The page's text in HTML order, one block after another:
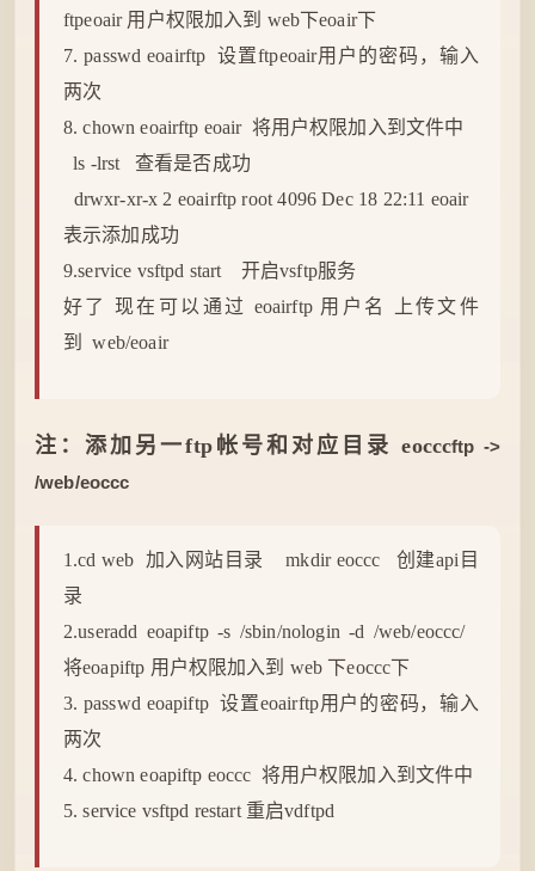
ftpeoair 用户权限加入到 web下eoair下
7. passwd eoairftp 设置ftpeoair用户的密码，输入
两次
8. chown eoairftp eoair 将用户权限加入到文件中
ls -lrst 查看是否成功
drwxr-xr-x 2 eoairftp root 4096 Dec 18 22:11 eoair
表示添加成功
9.service vsftpd start 开启vsftp服务
好了 现在可以通过 eoairftp 用户名
上传文件
到 web/eoair
注：添加另一ftp帐号和对应目录 eocccftp ->
/web/eoccc
1.cd web 加入网站目录 mkdir eoccc 创建api目
录
2.useradd eoapiftp -s /sbin/nologin -d /web/eoccc/
将eoapiftp 用户权限加入到 web 下eoccc下
3. passwd eoapiftp 设置eoairftp用户的密码，输入
两次
4. chown eoapiftp eoccc 将用户权限加入到文件中
5. service vsftpd restart 重启vdftpd